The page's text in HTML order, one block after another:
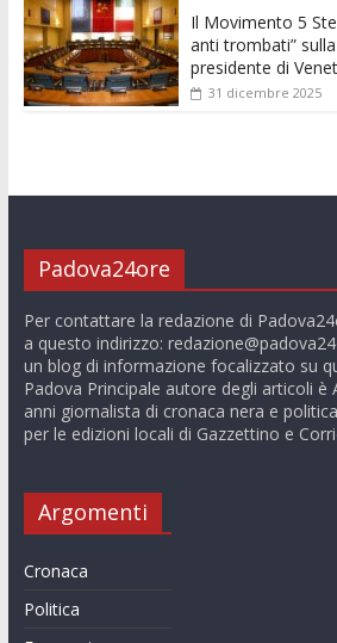
Il Movimento 5
anti trombati”
presidente di
31 dicembre 2025
Padova24ore
Per contattare la redazione di
a questo indirizzo:
un blog di informazione focalizzato su
Padova Principale autore degli articoli
anni giornalista di cronaca nera e
per le edizioni locali di Gazzettino e
Argomenti
Cronaca
Politica